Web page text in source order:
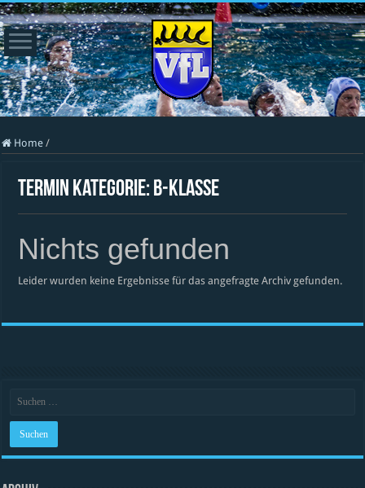
Home /
Termin Kategorie: B-Klasse
Nichts gefunden
Leider wurden keine Ergebnisse für das angefragte Archiv gefunden.